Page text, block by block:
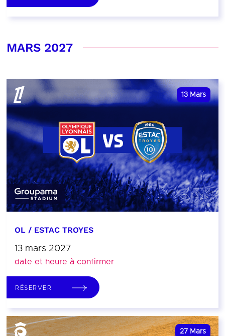
MARS 2027
13 Mars
OL / ESTAC TROYES
13 mars 2027
date et heure à confirmer
RÉSERVER
27 Mars